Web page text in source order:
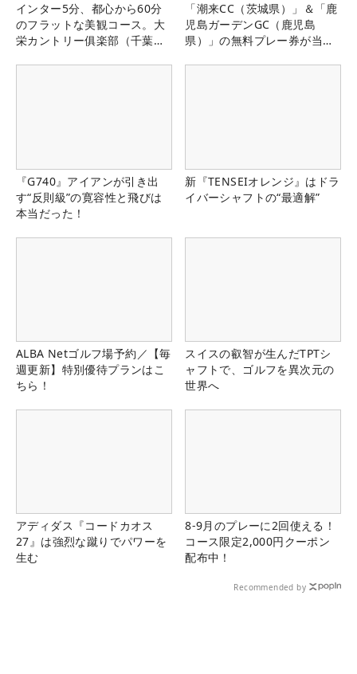
インター5分、都心から60分
のフラットな美観コース。大
栄カントリー俱楽部（千葉
「潮来CC（茨城県）」＆「鹿
児島ガーデンGC（鹿児島
県）」の無料プレー券が当た
『G740』アイアンが引き出
す“反則級”の寛容性と飛びは
本当だった！
新『TENSEIオレンジ』はドラ
イバーシャフトの“最適解”
ALBA Netゴルフ場予約／【毎
週更新】特別優待プランはこ
ちら！
スイスの叡智が生んだTPTシ
ャフトで、ゴルフを異次元の
世界へ
アディダス『コードカオス
27』は強烈な蹴りでパワーを
生む
8-9月のプレーに2回使える！
コース限定2,000円クーポン
配布中！
Recommended by